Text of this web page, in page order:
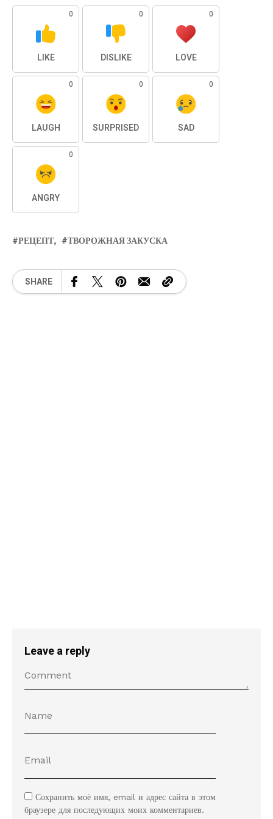
0
LIKE
0
DISLIKE
0
LOVE
0
LAUGH
0
SURPRISED
0
SAD
0
ANGRY
РЕЦЕПТ ТВОРОЖНАЯ ЗАКУСКА
SHARE
Leave a reply
Сохранить моё имя, email и адрес сайта в этом
браузере для последующих моих комментариев.